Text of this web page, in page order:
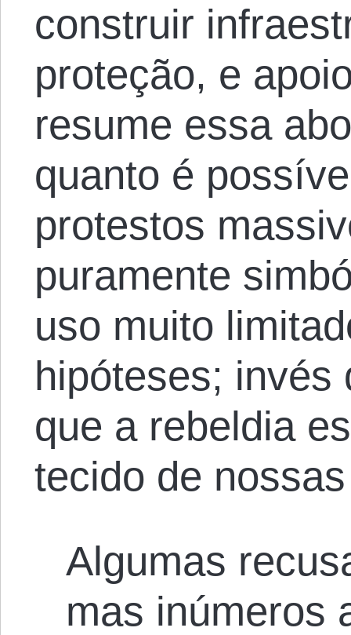
construir
proteção, e
resume essa
quanto é
protestos
puramente
uso muito
hipóteses; invés
que a rebeldia
tecido de
Algumas
mas inúmeros